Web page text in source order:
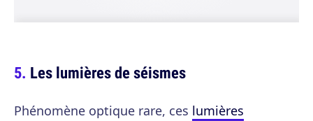
Les lumières de séismes
Phénomène optique rare, ces lumières